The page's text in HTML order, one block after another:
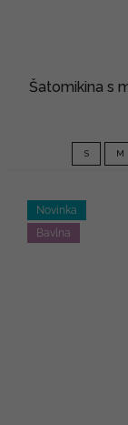
Šatomikina s
S M
Novinka
Bavlna